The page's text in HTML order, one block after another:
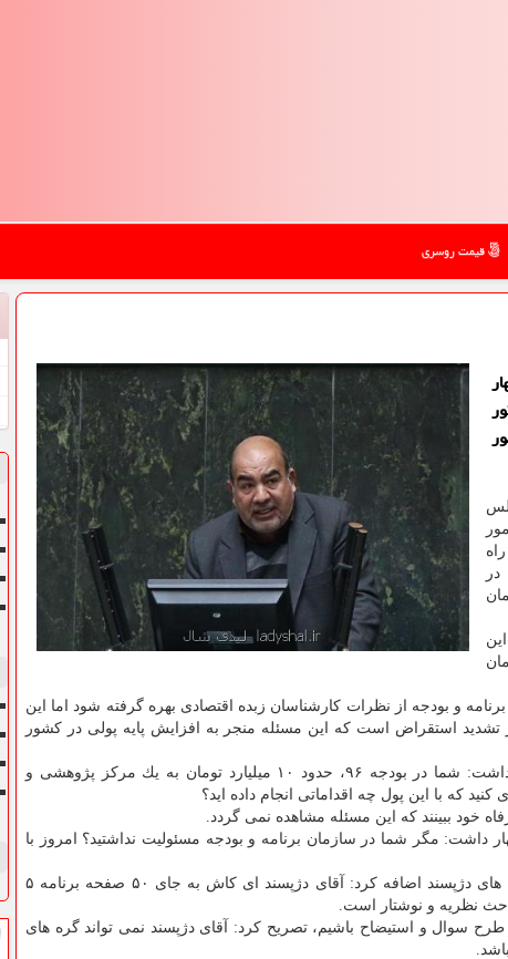
قیمت روسری
سازمان
و بودجه از نظرات كارشناسان زبده اقتصادی بهره گرفته شود اما این
استقراض است كه این مسئله منجر به افزایش پایه پولی در كشور
كمالی پور خطاب به وزیر پیشنهادی امور اقتصادی و دارایی اظهار داشت: شما در بودجه ۹۶، حدود ۱۰ میلیارد تومان به یك مركز پژوهشی و
كه با این پول چه اقداماتی انجام داده اید؟
خود ببینند كه این مسئله مشاهده نمی گردد.
داشت: مگر شما در سازمان برنامه و بودجه مسئولیت نداشتید؟ امروز با
نماینده مردم جیرفت در مجلس شورای اسلامی، با اشاره به برنامه های دژپسند اضافه كرد: آقای دژپسند ای كاش به جای ۵۰ صفحه برنامه ۵
طرح سوال و استیضاح باشیم، تصریح كرد: آقای دژپسند نمی تواند گره های